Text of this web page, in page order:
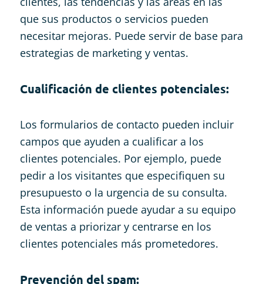
que sus productos o servicios pueden
necesitar mejoras. Puede servir de base para
estrategias de marketing y ventas.
Cualificación de clientes potenciales:
Los formularios de contacto pueden incluir
campos que ayuden a cualificar a los
clientes potenciales. Por ejemplo, puede
pedir a los visitantes que especifiquen su
presupuesto o la urgencia de su consulta.
Esta información puede ayudar a su equipo
de ventas a priorizar y centrarse en los
clientes potenciales más prometedores.
Prevención del spam: